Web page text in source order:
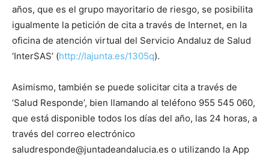
años, que es el grupo mayoritario de riesgo, se posibilita
igualmente la petición de cita a través de Internet, en la
oficina de atención virtual del Servicio Andaluz de Salud
‘InterSAS’ (http://lajunta.es/1305q).
Asimismo, también se puede solicitar cita a través de
‘Salud Responde’, bien llamando al teléfono 955 545 060,
que está disponible todos los días del año, las 24 horas, a
través del correo electrónico
saludresponde@juntadeandalucia.es o utilizando la App